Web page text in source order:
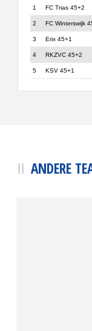
1 FC Trias 45+2
2 FC Winterswijk
3 Erix 45+1
4 RKZVC 45+2
5 KSV 45+1
ANDERE